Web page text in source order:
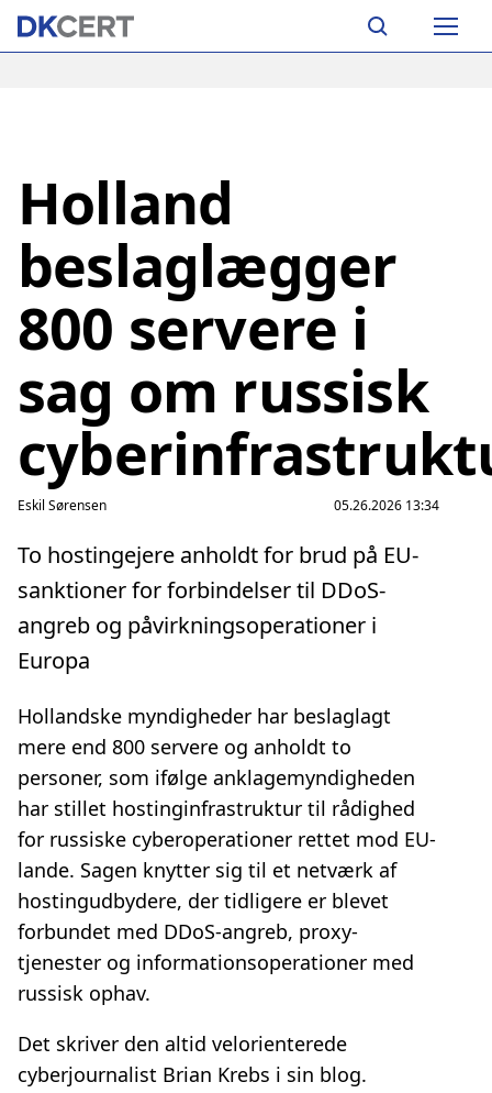
Skip
Main
Holland
beslaglægger
800 servere i
sag om russisk
Eskil Sørensen 05.26.2026 13:34
To hostingejere anholdt for brud på EU-
sanktioner for forbindelser til DDoS-
angreb og påvirkningsoperationer i
Europa
Hollandske myndigheder har beslaglagt
mere end 800 servere og anholdt to
personer, som ifølge anklagemyndigheden
har stillet hostinginfrastruktur til rådighed
for russiske cyberoperationer rettet mod EU-
lande. Sagen knytter sig til et netværk af
hostingudbydere, der tidligere er blevet
forbundet med DDoS-angreb, proxy-
tjenester og informationsoperationer med
russisk ophav.
Det skriver den altid velorienterede
cyberjournalist Brian Krebs i sin blog.